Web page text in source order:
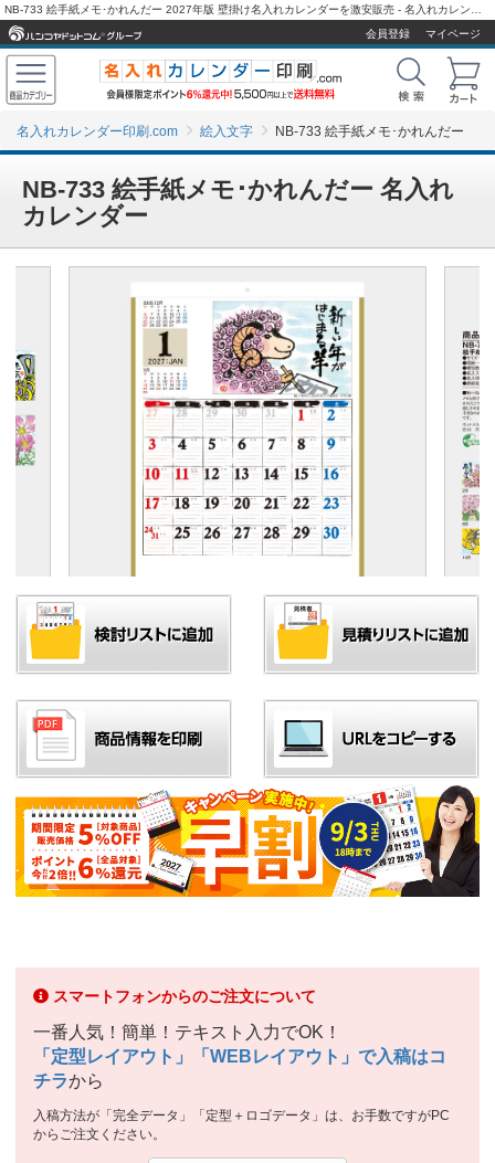
会員登録
マイページ
名入れカレンダー印刷.com 絵入文字 NB-733 絵手紙メモ･かれんだー
NB-733 絵手紙メモ･かれんだー 名入れ
カレンダー
スマートフォンからのご注文について
一番人気！簡単！テキスト入力でOK！
「定型レイアウト」「WEBレイアウト」で入稿はコ
チラから
入稿方法が「完全データ」「定型＋ロゴデータ」は、お手数ですがPC
からご注文ください。